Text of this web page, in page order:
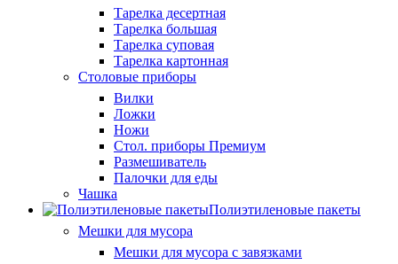
Тарелка десертная
Тарелка большая
Тарелка суповая
Тарелка картонная
Столовые приборы
Вилки
Ложки
Ножи
Стол. приборы Премиум
Размешиватель
Палочки для еды
Чашка
Полиэтиленовые пакеты
Мешки для мусора
Мешки для мусора с завязками